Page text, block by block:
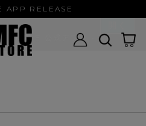
APP RELEASE
公式アプリ -